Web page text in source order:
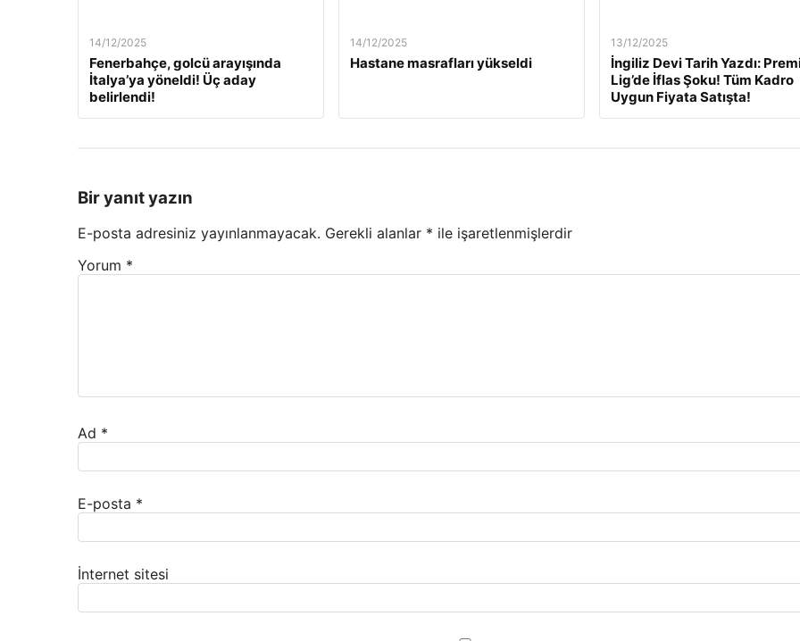
14/12/2025
Fenerbahçe, golcü arayışında
İtalya’ya yöneldi! Üç aday
belirlendi!
14/12/2025
Hastane masrafları yükseldi
13/12/2025
İngiliz Devi Tarih Yazdı:
Lig’de İflas Şoku! Tüm Kadro
Uygun Fiyata Satışta!
Bir yanıt yazın
E-posta adresiniz yayınlanmayacak. Gerekli alanlar * ile işaretlenmişlerdir
Yorum *
Ad *
E-posta *
İnternet sitesi